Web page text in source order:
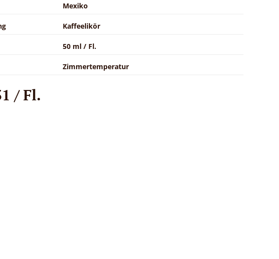
Mexiko
Kaffeelikör
50 ml / Fl.
Zimmertemperatur
/ Fl.